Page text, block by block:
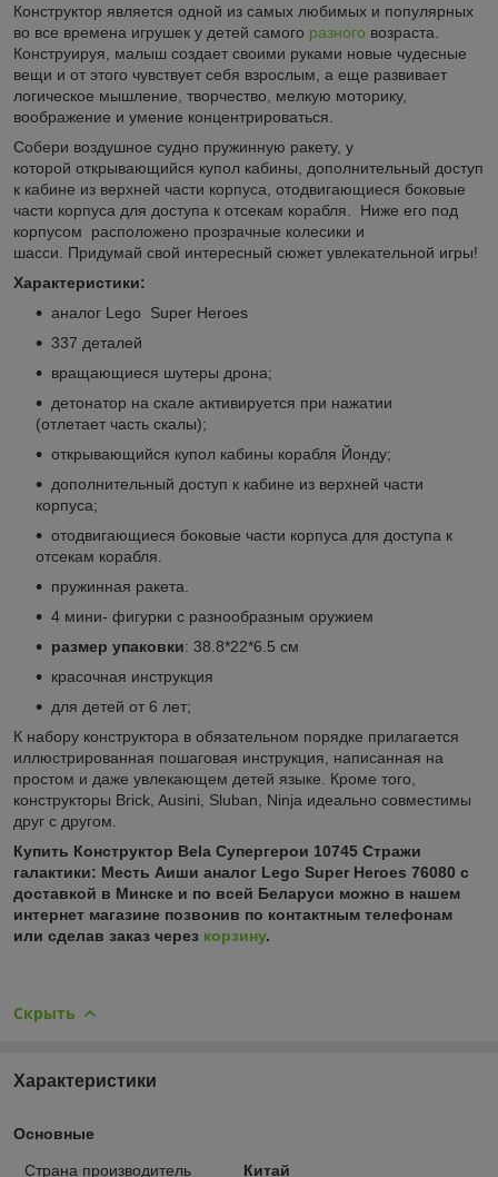
Конструктор является одной из самых любимых и популярных
во все времена игрушек у детей самого разного возраста.
Конструируя, малыш создает своими руками новые чудесные
вещи и от этого чувствует себя взрослым, а еще развивает
логическое мышление, творчество, мелкую моторику,
воображение и умение концентрироваться.
Собери воздушное судно пружинную ракету, у
которой открывающийся купол кабины, дополнительный доступ
к кабине из верхней части корпуса, отодвигающиеся боковые
части корпуса для доступа к отсекам корабля. Ниже его под
корпусом
расположено прозрачные колесики и
шасси. Придумай свой интересный сюжет увлекательной игры!
Характеристики:
аналог Lego Super Heroes
337 деталей
вращающиеся шутеры дрона;
детонатор на скале активируется при нажатии
(отлетает часть скалы);
открывающийся купол кабины корабля Йонду;
дополнительный доступ к кабине из верхней части
корпуса;
отодвигающиеся боковые части корпуса для доступа к
отсекам корабля.
пружинная ракета.
4 мини- фигурки с разнообразным оружием
размер упаковки: 38.8*22*6.5 см
красочная инструкция
для детей от 6 лет;
К набору конструктора в обязательном порядке прилагается
иллюстрированная пошаговая инструкция, написанная на
простом и даже увлекающем детей языке. Кроме того,
конструкторы Brick, Ausini, Sluban, Ninja идеально совместимы
друг с другом.
Купить Конструктор Bela Супергерои 10745 Стражи
галактики: Месть Аиши аналог Lego Super Heroes 76080 с
доставкой в Минске и по всей Беларуси можно в нашем
интернет магазине позвонив по контактным телефонам
или сделав заказ через корзину.
Скрыть
Характеристики
Основные
Страна производитель
Китай